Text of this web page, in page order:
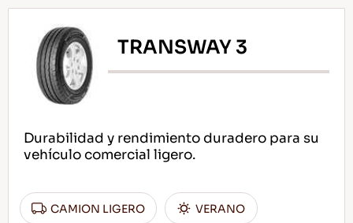
TRANSWAY 3
Durabilidad y rendimiento duradero para su
vehículo comercial ligero.
CAMION LIGERO VERANO